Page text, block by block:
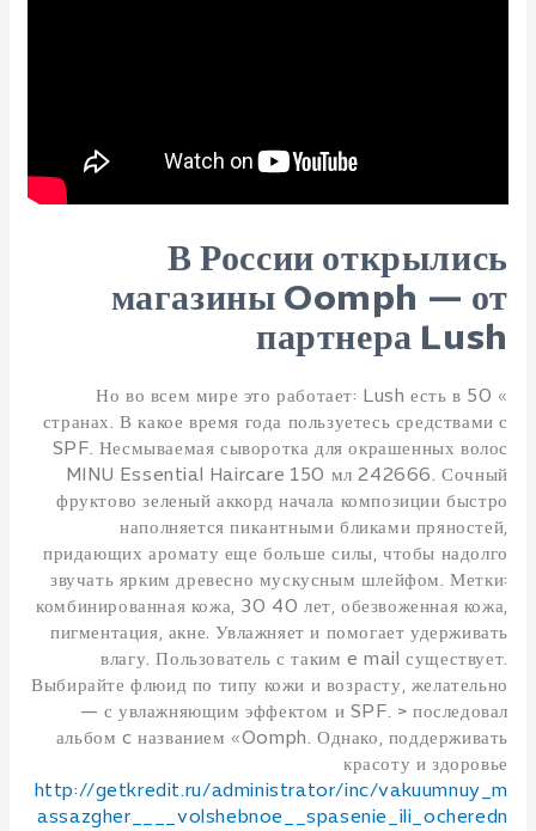
В России открылись
магазины Oomph — от
партнера Lush
» Но во всем мире это работает: Lush есть в 50
странах. В какое время года пользуетесь средствами с
SPF. Несмываемая сыворотка для окрашенных волос
MINU Essential Haircare 150 мл 242666. Сочный
фруктово зеленый аккорд начала композиции быстро
наполняется пикантными бликами пряностей,
придающих аромату еще больше силы, чтобы надолго
звучать ярким древесно мускусным шлейфом. Метки:
комбинированная кожа, 30 40 лет, обезвоженная кожа,
пигментация, акне. Увлажняет и помогает удерживать
влагу. Пользователь с таким e mail существует.
Выбирайте флюид по типу кожи и возрасту, желательно
— с увлажняющим эффектом и SPF. > последовал
альбом c названием «Oomph. Однако, поддерживать
красоту и здоровье
http://getkredit.ru/administrator/inc/vakuumnuy_m
assazgher____volshebnoe__spasenie_ili_ocheredn